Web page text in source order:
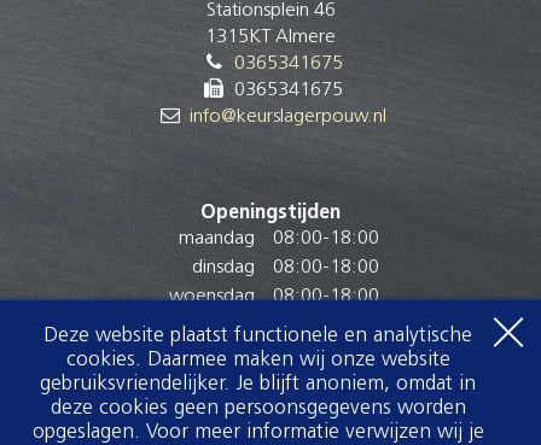
Stationsplein 46
1315KT Almere
0365341675
0365341675
info@keurslagerpouw.nl
Openingstijden
maandag
08:00-18:00
dinsdag
08:00-18:00
woensdag
08:00-18:00
donderdag
08:00-18:00
vrijdag
08:00- 18:00
zaterdag
08:00-16:30
zondag
Gesloten
Deze website plaatst functionele en analytische
cookies. Daarmee maken wij onze website
gebruiksvriendelijker. Je blijft anoniem, omdat in
deze cookies geen persoonsgegevens worden
opgeslagen. Voor meer informatie verwijzen wij je